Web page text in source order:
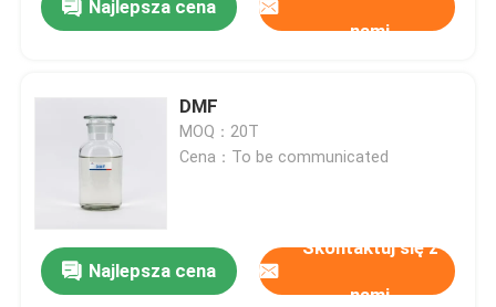
Najlepsza cena
nami
DMF
MOQ：20T
Cena：To be communicated
Najlepsza cena
Skontaktuj się z
nami